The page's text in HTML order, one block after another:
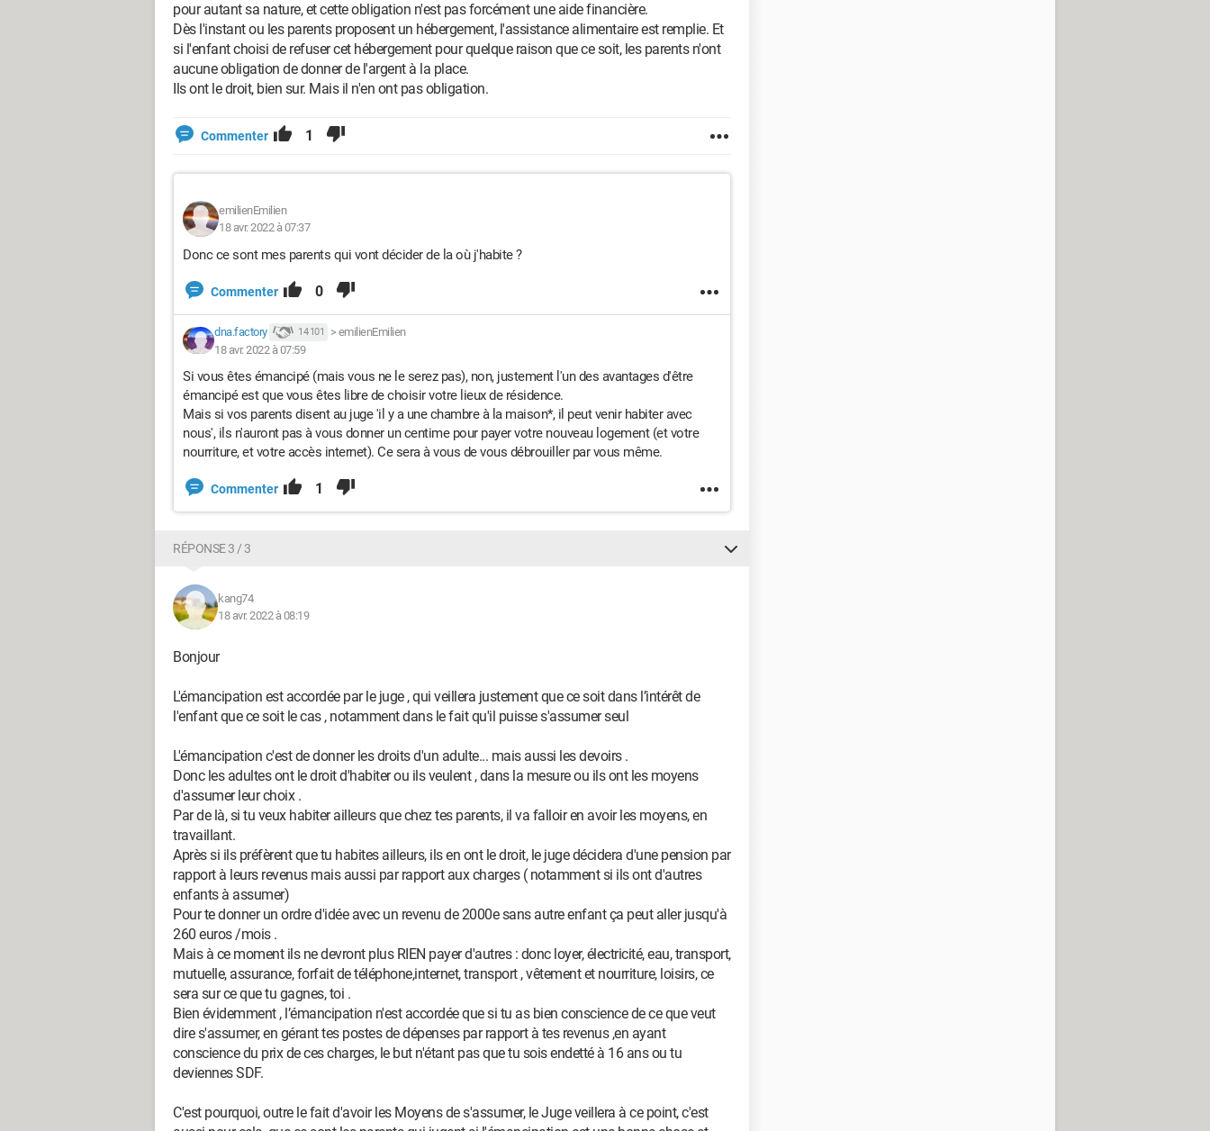
pour autant sa nature, et cette obligation n'est pas forcément une aide financière.
Dès l'instant ou les parents proposent un hébergement, l'assistance alimentaire est remplie. Et
si l'enfant choisi de refuser cet hébergement pour quelque raison que ce soit, les parents n'ont
aucune obligation de donner de l'argent à la place.
Ils ont le droit, bien sur. Mais il n'en ont pas obligation.
Commenter 1
emilienEmilien
18 avr. 2022 à 07:37
Donc ce sont mes parents qui vont décider de la où j'habite ?
Commenter 0
dna.factory 14 101 > emilienEmilien
18 avr. 2022 à 07:59
Si vous êtes émancipé (mais vous ne le serez pas), non, justement l'un des avantages d'être
émancipé est que vous êtes libre de choisir votre lieux de résidence.
Mais si vos parents disent au juge 'il y a une chambre à la maison*, il peut venir habiter avec
nous', ils n'auront pas à vous donner un centime pour payer votre nouveau logement (et votre
nourriture, et votre accès internet). Ce sera à vous de vous débrouiller par vous même.
Commenter 1
RÉPONSE 3 / 3
kang74
18 avr. 2022 à 08:19
Bonjour
L'émancipation est accordée par le juge , qui veillera justement que ce soit dans l’intérêt de
l'enfant que ce soit le cas , notamment dans le fait qu'il puisse s'assumer seul
L'émancipation c'est de donner les droits d'un adulte... mais aussi les devoirs .
Donc les adultes ont le droit d'habiter ou ils veulent , dans la mesure ou ils ont les moyens
d'assumer leur choix .
Par de là, si tu veux habiter ailleurs que chez tes parents, il va falloir en avoir les moyens, en
travaillant.
Après si ils préfèrent que tu habites ailleurs, ils en ont le droit, le juge décidera d'une pension par
rapport à leurs revenus mais aussi par rapport aux charges ( notamment si ils ont d'autres
enfants à assumer)
Pour te donner un ordre d'idée avec un revenu de 2000e sans autre enfant ça peut aller jusqu'à
260 euros /mois .
Mais à ce moment ils ne devront plus RIEN payer d'autres : donc loyer, électricité, eau, transport,
mutuelle, assurance, forfait de téléphone,internet, transport , vêtement et nourriture, loisirs, ce
sera sur ce que tu gagnes, toi .
Bien évidemment , l’émancipation n'est accordée que si tu as bien conscience de ce que veut
dire s'assumer, en gérant tes postes de dépenses par rapport à tes revenus ,en ayant
conscience du prix de ces charges, le but n'étant pas que tu sois endetté à 16 ans ou tu
deviennes SDF.
C'est pourquoi, outre le fait d'avoir les Moyens de s'assumer, le Juge veillera à ce point, c'est